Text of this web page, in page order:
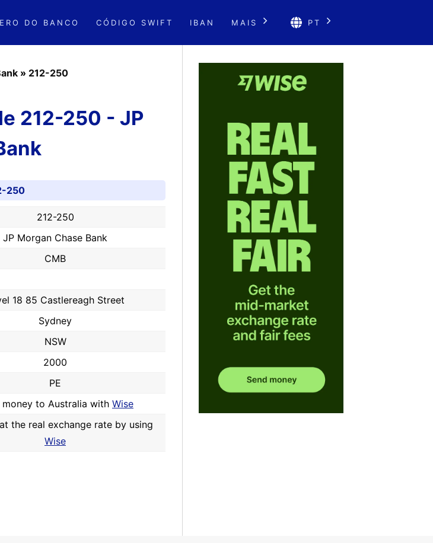
DO BANCO CÓDIGO SWIFT IBAN MAIS PT
» 212-250
212-250 - JP
250
212-250
JP Morgan Chase Bank
CMB
18 85 Castlereagh Street
Sydney
NSW
2000
PE
money to Australia with Wise
the real exchange rate by using
Wise